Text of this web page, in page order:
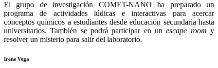
El grupo de investigación COMET-NANO ha preparado un
programa de actividades lúdicas e interactivas para acercar
conceptos químicos a estudiantes desde educación secundaria hasta
universitarios. También se podrá participar en unescape room y
resolver un misterio para salir del laboratorio.
Irene Vega